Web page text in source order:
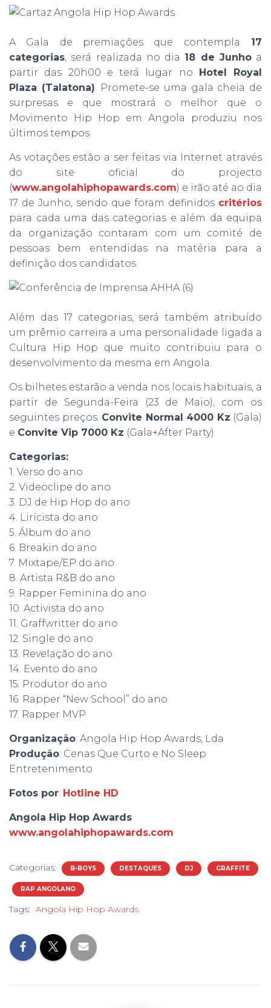
A Gala de premiações que contempla 17
categorias, será realizada no dia 18 de Junhoa
partir das 20h00 e terá lugar no Hotel Royal
Plaza (Talatona). Promete-se uma gala cheia de
surpresas e que mostrará o melhor que o
Movimento Hip Hop em Angola produziu nos
últimos tempos.
As votações estão a ser feitas via Internet através
do site oficial do projecto
(www.angolahiphopawards.com) e irão até ao dia
17 de Junho, sendo que foram definidos critérios
para cada uma das categorias e além da equipa
da organização contaram com um comité de
pessoas bem entendidas na matéria para a
definição dos candidatos.
Além das 17 categorias, será também atribuído
um prêmio carreira a uma personalidade ligada a
Cultura Hip Hop que muito contribuiu para o
desenvolvimento da mesma em Angola.
Os bilhetes estarão a venda nos locais habituais, a
partir de Segunda-Feira (23 de Maio), com os
seguintes preços: Convite Normal 4000 Kz (Gala)
e Convite Vip 7000 Kz (Gala+After Party).
Categorias:
1. Verso do ano
2. Videoclipe do ano
3. DJ de Hip Hop do ano
4. Liricista do ano
5. Álbum do ano
6. Breakin do ano
7. Mixtape/EP do ano
8. Artista R&B do ano
9. Rapper Feminina do ano
10. Activista do ano
11. Graffwritter do ano
12. Single do ano
13. Revelação do ano
14. Evento do ano
15. Produtor do ano
16. Rapper “New School” do ano
17. Rapper MVP
Organização: Angola Hip Hop Awards, Lda
Produção: Cenas Que Curto e No Sleep
Entretenimento
Fotos por: Hotline HD
Angola Hip Hop Awards
www.angolahiphopawards.com
Categorias: B-BOYS DESTAQUES DJ GRAFFITE
RAP ANGOLANO
Tags: Angola Hip Hop Awards